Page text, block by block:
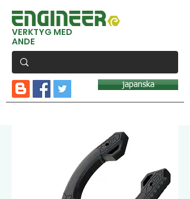
VERKTYG MED
ANDE
japanska